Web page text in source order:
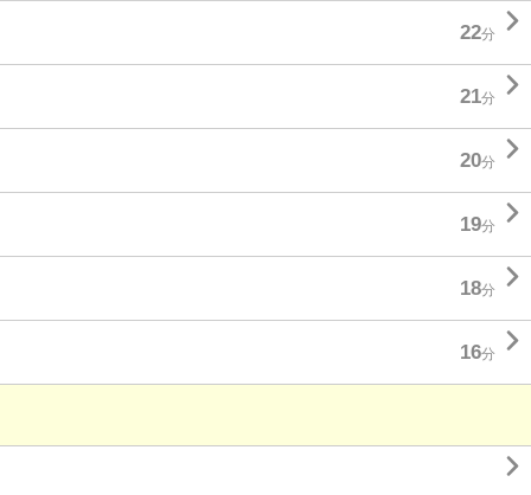
22分 
21分 
20分 
19分 
18分 
16分 
